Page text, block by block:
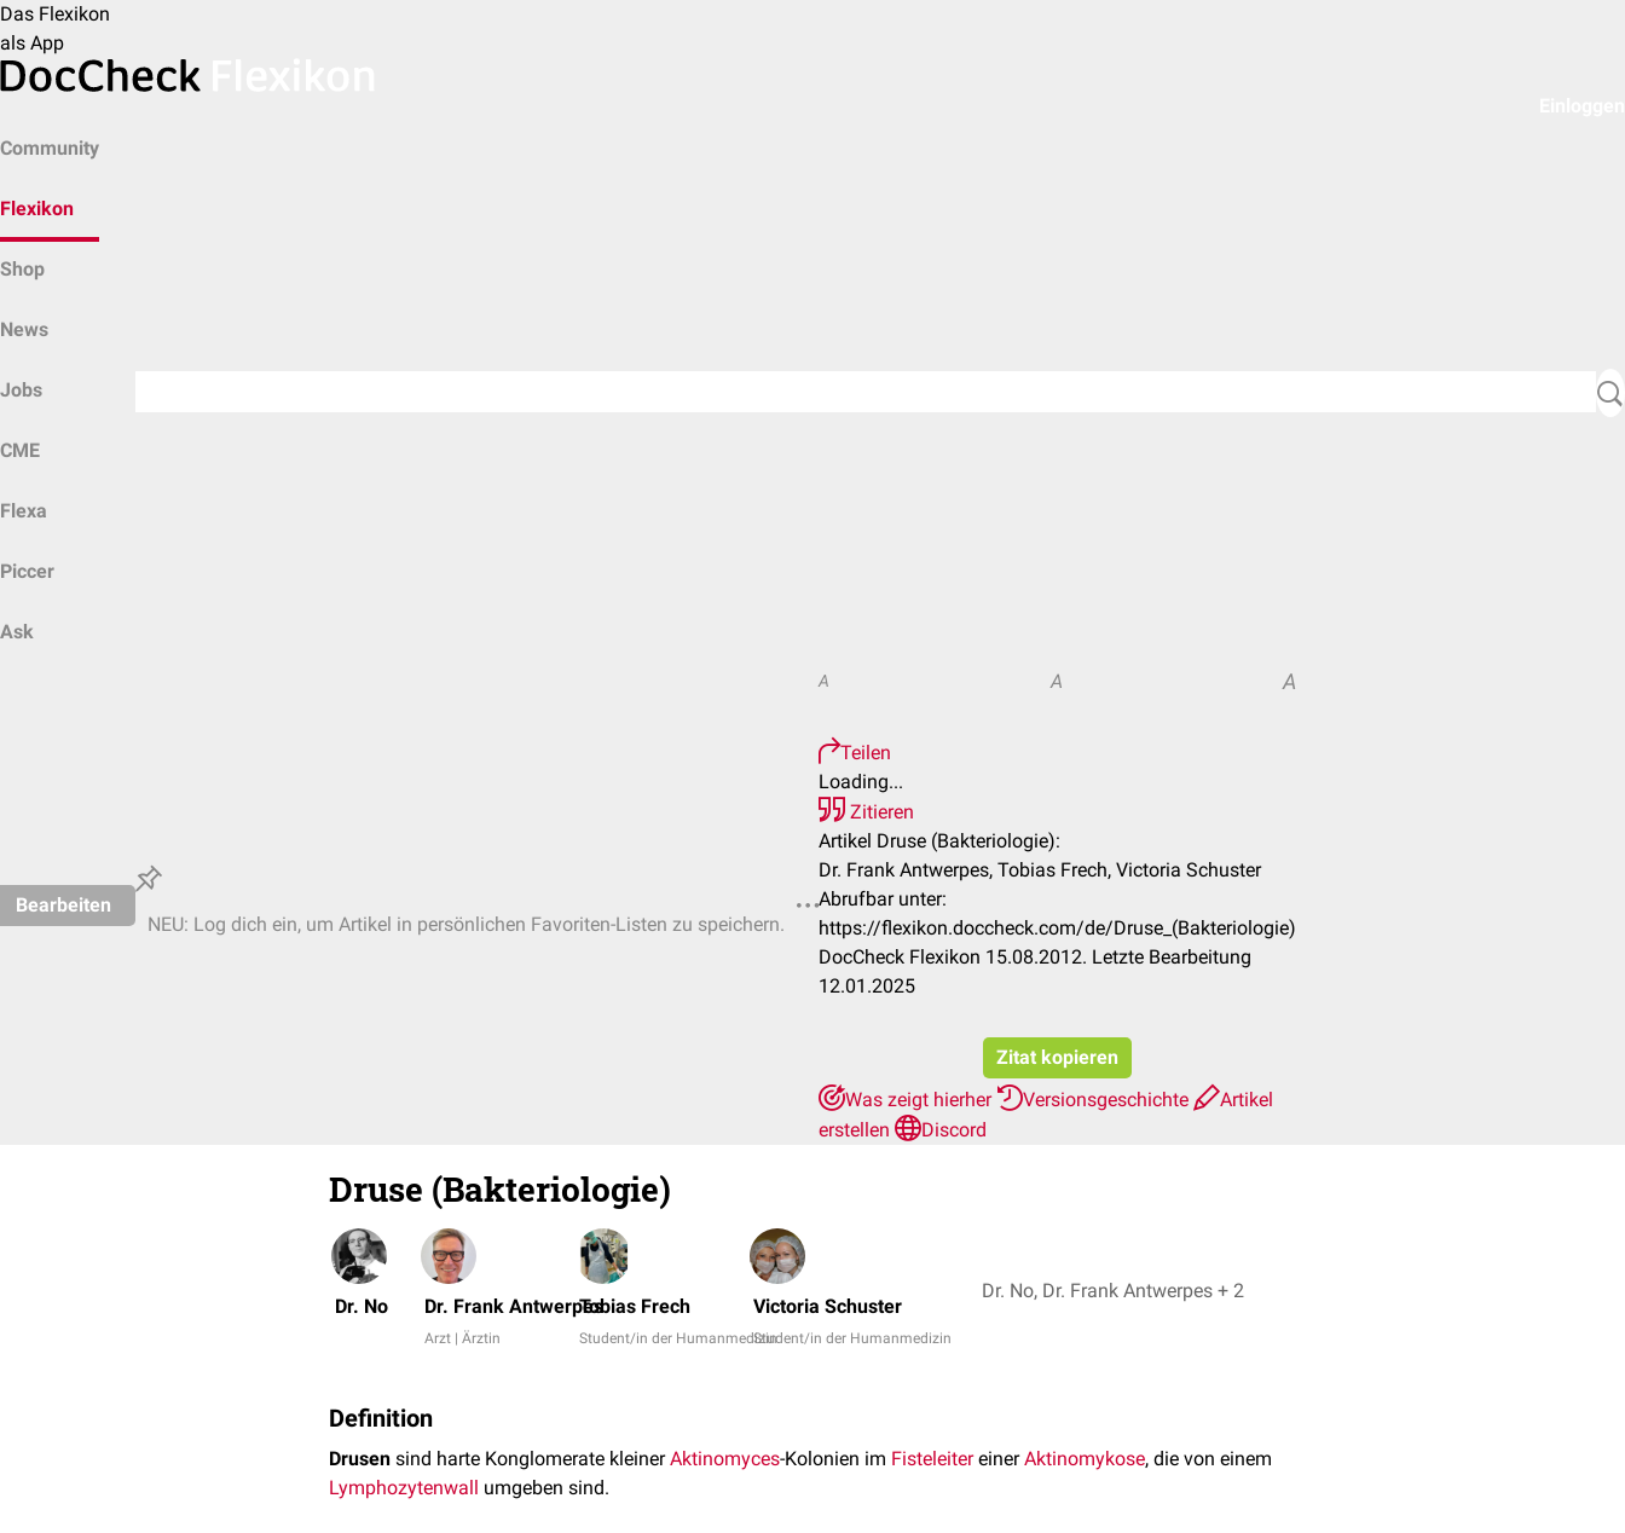
Das Flexikon
als App
Community
Flexikon
Shop
News
Jobs
CME
Flexa
Piccer
Ask
Bearbeiten
NEU: Log dich ein, um Artikel in persönlichen Favoriten-Listen zu speichern.
A A A
Teilen
Loading...
Zitieren
Artikel Druse (Bakteriologie):
Dr. Frank Antwerpes, Tobias Frech, Victoria Schuster
Abrufbar unter:
https://flexikon.doccheck.com/de/Druse_(Bakteriologie)
DocCheck Flexikon 15.08.2012. Letzte Bearbeitung
12.01.2025
Zitat kopieren
Was zeigt hierher
Versionsgeschichte
Artikel
erstellen
Discord
Druse (Bakteriologie)
Dr. No Dr. Frank Antwerpes
Arzt | Ärztin
Tobias Frech
Student/in der Humanmedizin
Victoria Schuster
Student/in der Humanmedizin
Dr. No, Dr. Frank Antwerpes + 2
Definition
Drusen sind harte Konglomerate kleinerAktinomyces-Kolonien im FisteleitereinerAktinomykose, die von einem
Lymphozytenwall umgeben sind.